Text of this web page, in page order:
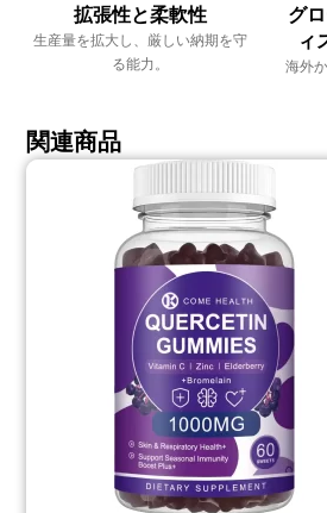
拡張性と柔軟性
生産量を拡大し、厳しい納期を守
る能力。
グ
ィ
海外
関連商品